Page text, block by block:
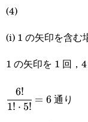
{6^4}=\cfrac{1}
{1296}
(4)
(i) 1 の矢印を含む
1 の矢印を 1 回，
\cfrac{6!}
{1!\cdot5!}=6
1! ⋅ 5!
6!
= 6通り